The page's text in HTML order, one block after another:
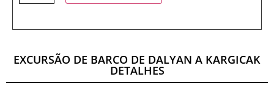
EXCURSÃO DE BARCO DE DALYAN A KARGICAK
DETALHES